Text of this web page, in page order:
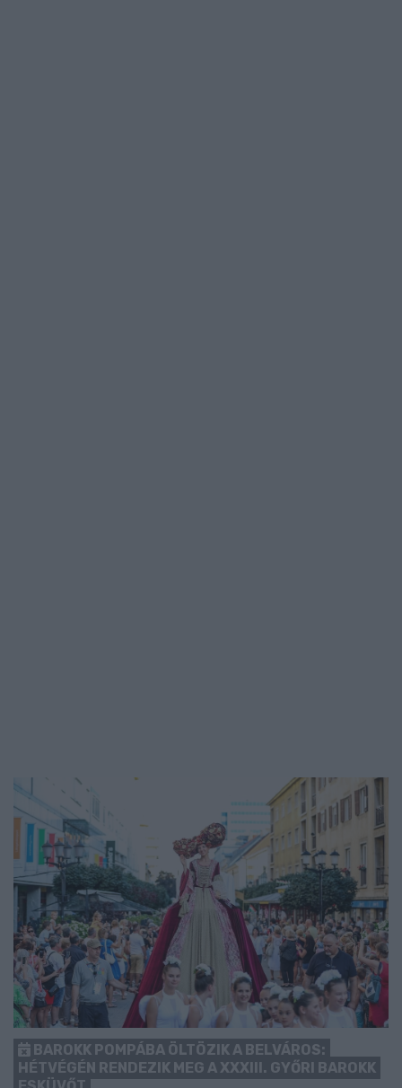
BAROKK POMPÁBA ÖLTÖZIK A BELVÁROS:
HÉTVÉGÉN RENDEZIK MEG A XXXIII. GYŐRI BAROKK